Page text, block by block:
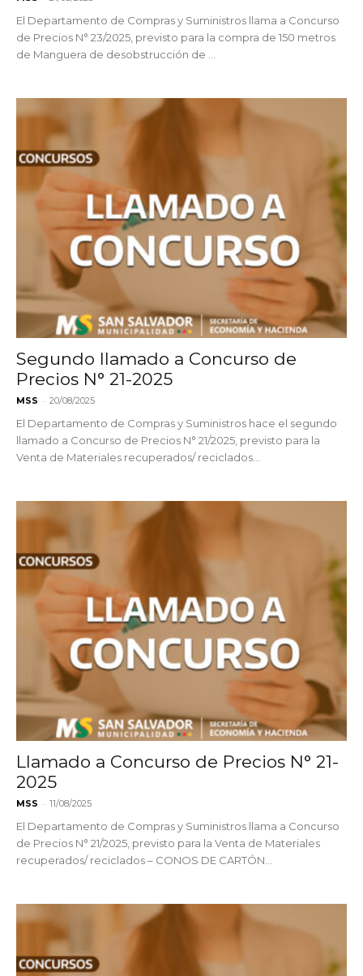
El Departamento de Compras y Suministros llama a Concurso
de Precios N° 23/2025, previsto para la compra de 150 metros
de Manguera de desobstrucción de ...
Segundo llamado a Concurso de
Precios N° 21-2025
MSS - 20/08/2025
El Departamento de Compras y Suministros hace el segundo
llamado a Concurso de Precios N° 21/2025, previsto para la
Venta de Materiales recuperados/ reciclados...
Llamado a Concurso de Precios N° 21-
2025
MSS - 11/08/2025
El Departamento de Compras y Suministros llama a Concurso
de Precios N° 21/2025, previsto para la Venta de Materiales
recuperados/ reciclados – CONOS DE CARTÓN...